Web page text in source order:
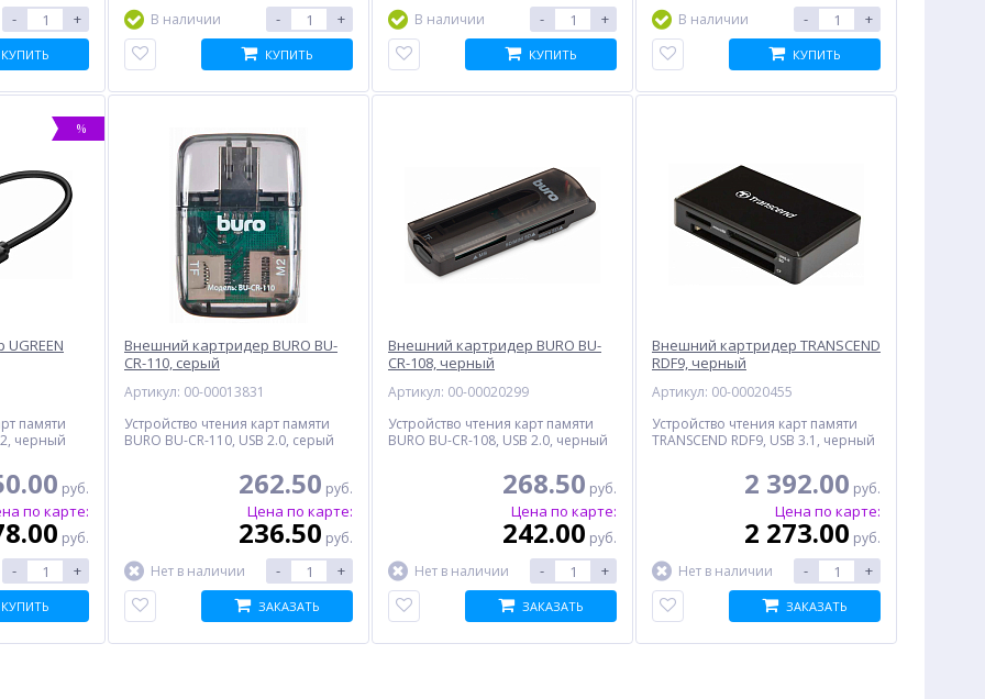
- +
КУПИТЬ
В наличии
- +
КУПИТЬ
В наличии
- +
КУПИТЬ
В наличии
- +
КУПИТЬ
%
памяти
черный
руб.
по карте:
руб.
- +
КУПИТЬ
Внешний картридер BURO BU-
CR-110, серый
Артикул: 00-00013831
Устройство чтения карт памяти
BURO BU-CR-110, USB 2.0, серый
262.50 руб.
Цена по карте:
236.50 руб.
Нет в наличии
- +
ЗАКАЗАТЬ
Внешний картридер BURO BU-
CR-108, черный
Артикул: 00-00020299
Устройство чтения карт памяти
BURO BU-CR-108, USB 2.0, черный
268.50 руб.
Цена по карте:
242.00 руб.
Нет в наличии
- +
ЗАКАЗАТЬ
Внешний картридер TRANSCEND
RDF9, черный
Артикул: 00-00020455
Устройство чтения карт памяти
TRANSCEND RDF9, USB 3.1, черный
2 392.00 руб.
Цена по карте:
2 273.00 руб.
Нет в наличии
- +
ЗАКАЗАТЬ